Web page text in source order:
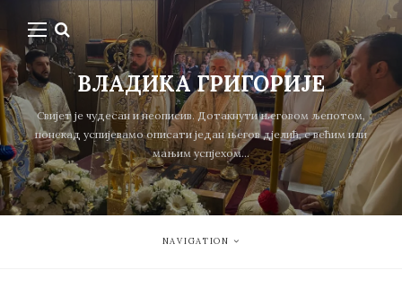
ВЛАДИКА ГРИГОРИЈЕ
Свијет је чудесан и неописив. Дотакнути његовом љепотом,
понекад успијевамо описати један његов дјелић, с већим или
мањим успјехом...
NAVIGATION